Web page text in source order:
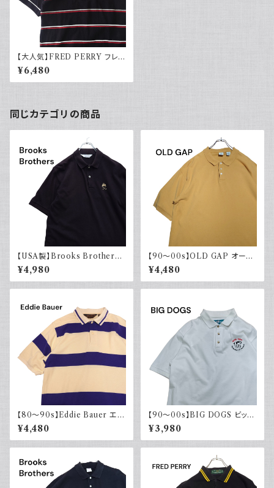
【大人気】FRED PERRY フレッ
ドペリー ポロシャツ ボーダー
黒 赤 白
¥6,480
同じカテゴリの商品
【USA製】Brooks Brothers
ブルックスブラザーズ ポロシャ
ツ ゴールデンフリース ブラック
刺繍 三角タグ 白タグ
¥4,980
【90～00s】OLD GAP オール
ドギャップ ポロシャツ 無地 古着
マスタードイエロー 夏 大きめ
¥4,480
【80～90s】Eddie Bauer エデ
ィバウアー ポロシャツ 太ボーダ
ー 黒タグ
¥4,480
【90～00s】BIG DOGS ビッグ
ドッグス ポロシャツ ワンポイン
ト 刺繍入り
¥3,980